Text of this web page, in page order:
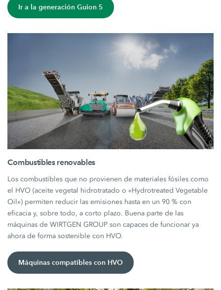
Ir a la generación Guion 5
Combustibles renovables
Los combustibles que no provienen de materiales fósiles como
el HVO (aceite vegetal hidrotratado o «Hydrotreated Vegetable
Oil») permiten reducir las emisiones hasta en un 90 % con
eficacia y, sobre todo, a corto plazo. Buena parte de las
máquinas de WIRTGEN GROUP son capaces de funcionar ya
ahora de forma sostenible con HVO.
Máquinas compatibles con HVO